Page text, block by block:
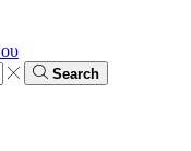
Search